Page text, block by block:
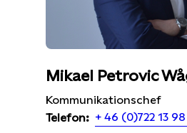
Mikael Petrovic
Kommunikationschef
Telefon: + 46 (0)722 13